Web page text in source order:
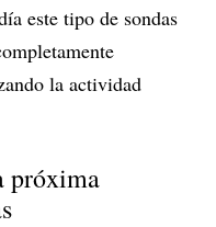
este tipo de sondas
la actividad
próxima